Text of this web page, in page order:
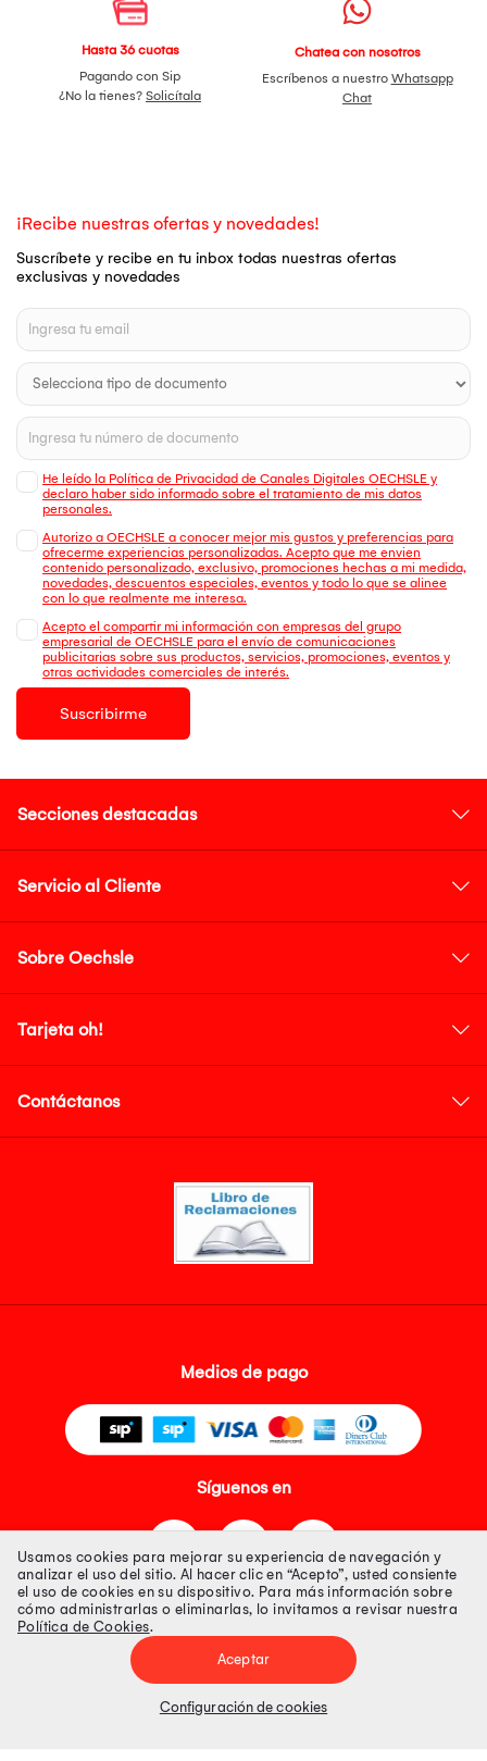
Hasta 36 cuotas
Pagando con Sip
¿No la tienes? Solicítala
Chatea con nosotros
Escríbenos a nuestro Whatsapp
Chat
¡Recibe nuestras ofertas y novedades!
Suscríbete y recibe en tu inbox todas nuestras ofertas
exclusivas y novedades
He leído la Política de Privacidad de Canales Digitales OECHSLE y
declaro haber sido informado sobre el tratamiento de mis datos
personales.
Autorizo a OECHSLE a conocer mejor mis gustos y preferencias para
ofrecerme experiencias personalizadas. Acepto que me envien
contenido personalizado, exclusivo, promociones hechas a mi medida,
novedades, descuentos especiales, eventos y todo lo que se alinee
con lo que realmente me interesa.
Acepto el compartir mi información con empresas del grupo
empresarial de OECHSLE para el envío de comunicaciones
publicitarias sobre sus productos, servicios, promociones, eventos y
otras actividades comerciales de interés.
Suscribirme
Secciones destacadas
Servicio al Cliente
Sobre Oechsle
Tarjeta oh!
Contáctanos
Medios de pago
Síguenos en
Tienda 100% Segura
Tiendas Peruanas S.A. R.U.C. Nº 20493020618. Todos los derechos
Precios disponibles solo en www.oechsle.pe. Precios online publicados
Usamos cookies para mejorar su experiencia de navegación y
analizar el uso del sitio. Al hacer clic en “Acepto”, usted consiente
el uso de cookies en su dispositivo. Para más información sobre
cómo administrarlas o eliminarlas, lo invitamos a revisar nuestra
Política de Cookies.
Aceptar
Configuración de cookies